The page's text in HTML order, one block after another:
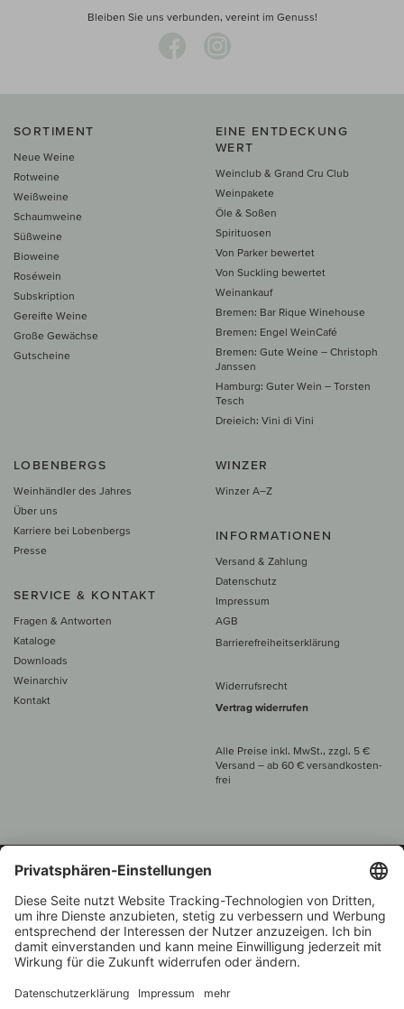
Bleiben Sie uns verbunden, vereint im Genuss!
SORTIMENT
Neue Weine
Rotweine
Weißweine
Schaumweine
Süßweine
Bioweine
Roséwein
Subskription
Gereifte Weine
Große Gewächse
Gutscheine
EINE ENTDECKUNG
WERT
Weinclub & Grand Cru Club
Weinpakete
Öle & Soßen
Spirituosen
Von Parker bewertet
Von Suckling bewertet
Weinankauf
Bremen: Bar Rique Winehouse
Bremen: Engel WeinCafé
Bremen: Gute Weine – Christoph
Janssen
Hamburg: Guter Wein – Torsten
Tesch
Dreieich: Vini di Vini
LOBENBERGS
Weinhändler des Jahres
Über uns
Karriere bei Lobenbergs
Presse
SERVICE & KONTAKT
Fragen & Antworten
Kataloge
Downloads
Weinarchiv
Kontakt
WINZER
Winzer A–Z
INFORMATIONEN
Versand & Zahlung
Datenschutz
Impressum
AGB
Barrierefreiheitserklärung
Widerrufsrecht
Vertrag widerrufen
Alle Preise inkl. MwSt., zzgl. 5 €
Versand – ab 60 € versand­kosten­
frei
Beratung unter
+49 421 696 797-0
1.000 Winzer –
Über 7.000 Weine
Weinhändler
des Jahres 2022